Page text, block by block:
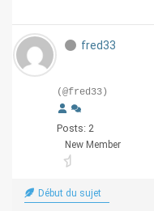
fred33
(@fred33)
Posts: 2
New Member
Début du sujet